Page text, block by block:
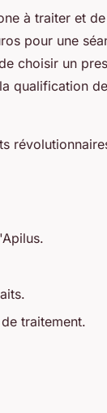
à traiter et
pour une
choisir un
qualification
traitement.